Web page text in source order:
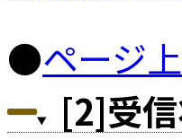
●ページ
[2]受